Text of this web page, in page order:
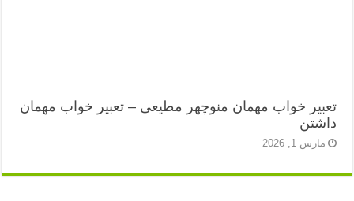
تعبیر خواب مهمان منوچهر مطیعی – تعبیر خواب مهمان
داشتن
مارس 1, 2026